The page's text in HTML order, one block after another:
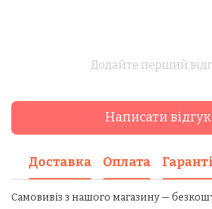
Додайте перший
Написати відгук
Доставка Оплата
Самовивіз з нашого магазину —